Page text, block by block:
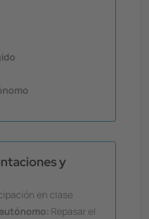
y
en clase
Repasar el